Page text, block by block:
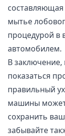
мытье
процедурой в
автомобилем.
В
показаться
правильный
машины может
сохранить
забывайте